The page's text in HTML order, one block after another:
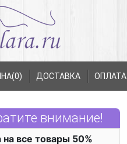
0) ДОСТАВКА ОПЛАТА
внимание!
все товары 50%